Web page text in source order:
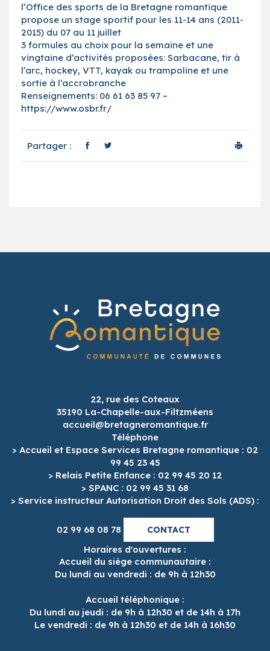
l’Office des sports de la Bretagne romantique
propose un stage sportif pour les 11-14 ans (2011-
2015) du 07 au 11 juillet
3 formules au choix pour la semaine et une
vingtaine d’activités proposées: Sarbacane, tir à
l’arc, hockey, VTT, kayak ou trampoline et une
sortie à l’accrobranche
Renseignements: 06 61 63 85 97 –
https://www.osbr.fr/
Partager :
22, rue des Coteaux
35190 La-Chapelle-aux-Filtzméens
accueil@bretagneromantique.fr
Téléphone
> Accueil et Espace Services Bretagne romantique : 02
99 45 23 45
> Relais Petite Enfance : 02 99 45 20 12
> SPANC : 02 99 45 31 68
> Service instructeur Autorisation Droit des Sols (ADS) :
02 99 68 08 78 CONTACT
Horaires d'ouvertures :
Accueil du siège communautaire :
Du lundi au vendredi : de 9h à 12h30
Accueil téléphonique :
Du lundi au jeudi : de 9h à 12h30 et de 14h à 17h
Le vendredi : de 9h à 12h30 et de 14h à 16h30